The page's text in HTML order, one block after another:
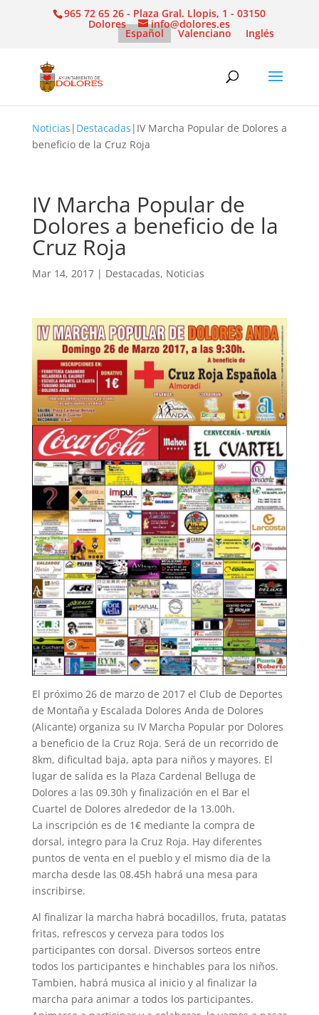
965 72 65 26 - Plaza Gral. Llopis, 1 - 03150
Dolores info@dolores.es
Español Valenciano Inglés
Noticias | Destacadas | IV Marcha Popular de Dolores a
beneficio de la Cruz Roja
IV Marcha Popular de
Dolores a beneficio de la
Cruz Roja
Mar 14, 2017| Destacadas, Noticias
El próximo 26 de marzo de 2017 el Club de Deportes
de Montaña y Escalada Dolores Anda de Dolores
(Alicante) organiza su IV Marcha Popular por Dolores
a beneficio de la Cruz Roja. Será de un recorrido de
8km, dificultad baja, apta para niños y mayores. El
lugar de salida es la Plaza Cardenal Belluga de
Dolores a las 09.30h y finalización en el Bar el
Cuartel de Dolores alrededor de la 13.00h.
La inscripción es de 1€ mediante la compra de
dorsal, integro para la Cruz Roja. Hay diferentes
puntos de venta en el pueblo y el mismo dia de la
marcha desde las 08.45h habrá una mesa para
inscribirse.
Al finalizar la marcha habrá bocadillos, fruta, patatas
fritas, refrescos y cerveza para todos los
participantes con dorsal. Diversos sorteos entre
todos los participantes e hinchables para los niños.
Tambien, habrá musica al inicio y al finalizar la
marcha para animar a todos los participantes.